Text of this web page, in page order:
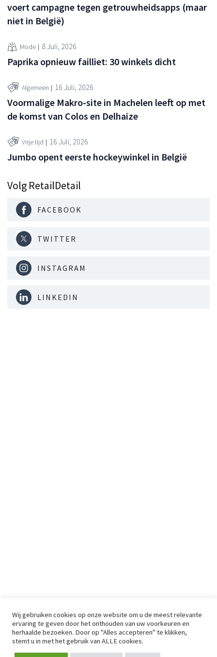
voert campagne tegen getrouwheidsapps (maar
niet in België)
Mode 8 Juli, 2026
Paprika opnieuw failliet: 30 winkels dicht
Algemeen 16 Juli, 2026
Voormalige Makro-site in Machelen leeft op met
de komst van Colos en Delhaize
Vrije tijd 16 Juli, 2026
Jumbo opent eerste hockeywinkel in België
Volg RetailDetail
FACEBOOK
TWITTER
INSTAGRAM
LINKEDIN
Wij gebruiken cookies op onze website om u de meest relevante
ervaring te geven door het onthouden van uw voorkeuren en
herhaalde bezoeken. Door op "Alles accepteren" te klikken,
stemt u in met het gebruik van ALLE cookies.